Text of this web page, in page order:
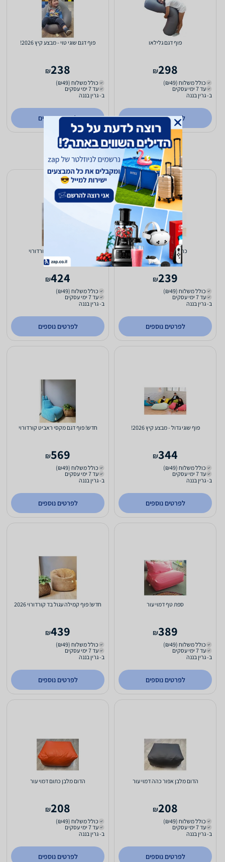
פוף דגם גלילאו
298
₪
כולל משלוח (₪49)
עד 7 ימי עסקים
ב- גרין בננה
לפרטים נוספים
פוף דגם שוגי טוי - מבצע קיץ 2026!
238
₪
כולל משלוח (₪49)
עד 7 ימי עסקים
ב- גרין בננה
לפרטים נוספים
כרית הנקה / תמיכה
239
₪
כולל משלוח (₪49)
עד 7 ימי עסקים
ב- גרין בננה
לפרטים נוספים
חדש! פוף תומי בד קורדורוי
424
₪
כולל משלוח (₪49)
עד 7 ימי עסקים
ב- גרין בננה
לפרטים נוספים
פוף שוגי גדול - מבצע קיץ 2026!
344
₪
כולל משלוח (₪49)
עד 7 ימי עסקים
ב- גרין בננה
לפרטים נוספים
חדש! פוף דגם מקסי ראביט קורדורוי
569
₪
כולל משלוח (₪49)
עד 7 ימי עסקים
ב- גרין בננה
לפרטים נוספים
ספת טף דמוי עור
389
₪
כולל משלוח (₪49)
עד 7 ימי עסקים
ב- גרין בננה
לפרטים נוספים
חדש! פוף קמילה עגול בד קורדורוי 2026
439
₪
כולל משלוח (₪49)
עד 7 ימי עסקים
ב- גרין בננה
לפרטים נוספים
הדום מלבן אפור כהה דמוי עור
208
₪
כולל משלוח (₪49)
עד 7 ימי עסקים
ב- גרין בננה
לפרטים נוספים
הדום מלבן כתום דמוי עור
208
₪
כולל משלוח (₪49)
עד 7 ימי עסקים
ב- גרין בננה
לפרטים נוספים